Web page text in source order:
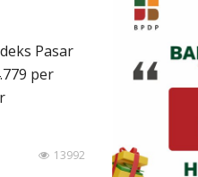
Pasar
per
13992